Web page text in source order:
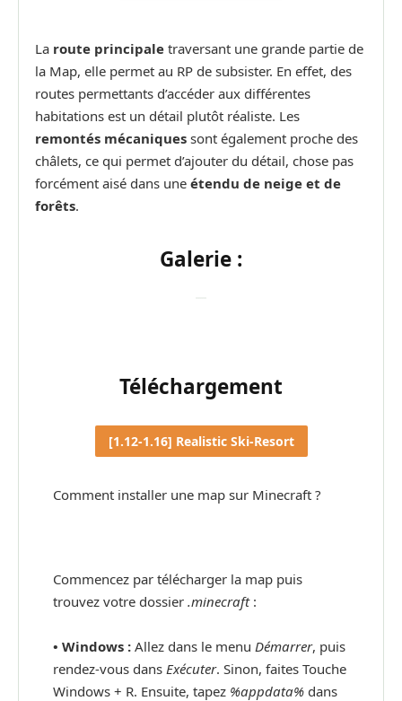
La route principale traversant une grande partie de
la Map, elle permet au RP de subsister. En effet, des
routes permettants d’accéder aux différentes
habitations est un détail plutôt réaliste. Les
remontés mécaniques sont également proche des
châlets, ce qui permet d’ajouter du détail, chose pas
forcément aisé dans une étendu de neige et de
forêts.
Galerie :
Téléchargement
[1.12-1.16] Realistic Ski-Resort
Comment installer une map sur Minecraft ?
Commencez par télécharger la map puis
trouvez votre dossier .minecraft:
• Windows : Allez dans le menu Démarrer, puis
rendez-vous dans Exécuter. Sinon, faites Touche
Windows + R. Ensuite, tapez %appdata% dans